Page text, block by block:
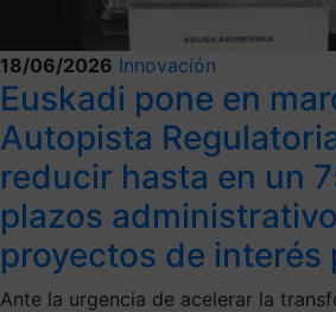
18/06/2026 Innovación
Euskadi pone en
Autopista
reducir hasta en un
plazos
proyectos de interés
Ante la urgencia de acelerar la